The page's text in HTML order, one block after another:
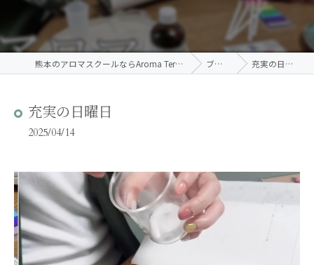
熊本のアロマスクールならAroma Terrace ブログ 充実の日曜日
充実の日曜日
2025/04/14